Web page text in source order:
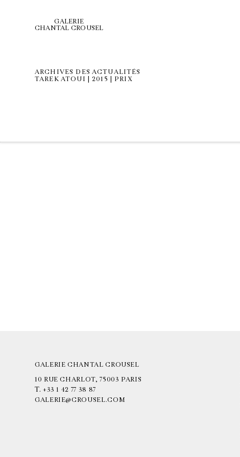
GALERIE
CHANTAL CROUSEL
ARCHIVES DES ACTUALITÉS
TAREK ATOUI | 2015 | PRIX
GALERIE CHANTAL CROUSEL
10 RUE CHARLOT, 75003 PARIS
T. +33 1 42 77 38 87
GALERIE@CROUSEL.COM